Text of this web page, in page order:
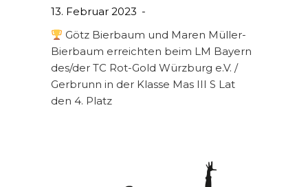
13. Februar 2023
Götz Bierbaum und Maren Müller-
Bierbaum erreichten beim LM Bayern
des/der TC Rot-Gold Würzburg e.V. /
Gerbrunn in der Klasse Mas III S Lat
den 4. Platz